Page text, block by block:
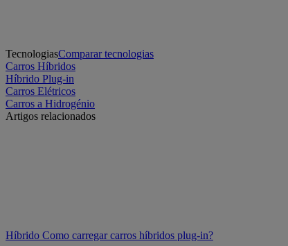
TecnologiasComparar tecnologias
Carros Híbridos
Híbrido Plug-in
Carros Elétricos
Carros a Hidrogénio
Artigos relacionados
Híbrido Como carregar carros híbridos plug-in?